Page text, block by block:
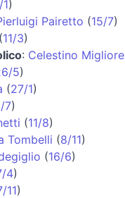
1)
Pairetto (15/7)
(11/3)
: Celestino Migliore
5)
(27/1)
7)
(11/8)
Tombelli (8/11)
(16/6)
4)
11)